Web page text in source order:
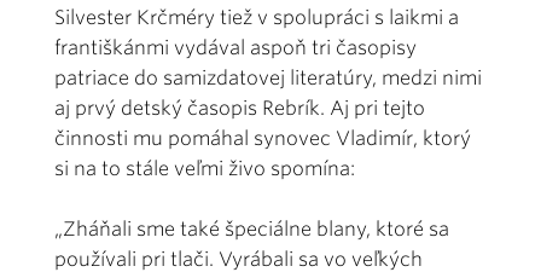
Silvester Krčméry tiež v spolupráci s laikmi a
františkánmi vydával aspoň tri časopisy
patriace do samizdatovej literatúry, medzi nimi
aj prvý detský časopis Rebrík. Aj pri tejto
činnosti mu pomáhal synovec Vladimír, ktorý
si na to stále veľmi živo spomína:
„Zháňali sme také špeciálne blany, ktoré sa
používali pri tlači. Vyrábali sa vo veľkých